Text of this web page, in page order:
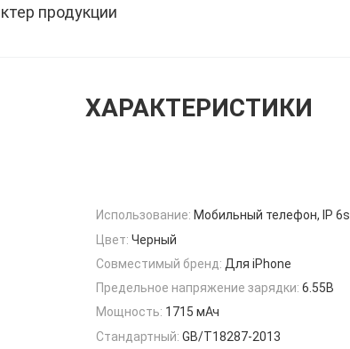
продукции
ХАРАКТЕРИСТИКИ
Использование: Мобильный телефон, IP 6s
Цвет: Черный
Совместимый бренд: Для iPhone
Предельное напряжение зарядки: 6.55В
Мощность: 1715 мАч
Стандартный: GB/T18287-2013